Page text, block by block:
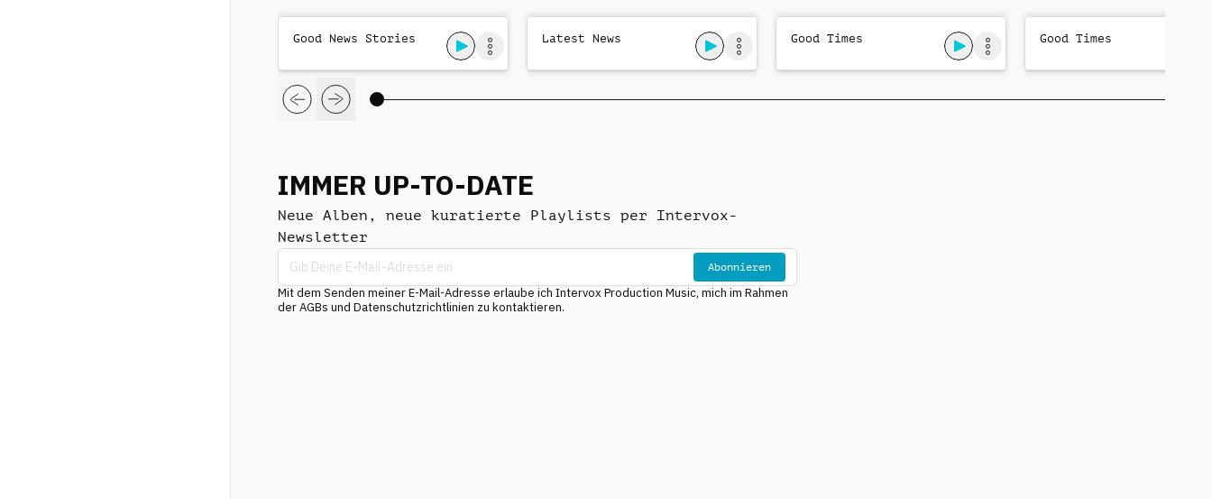
Good News Stories Latest News Good Times Good Times
IMMER UP-TO-DATE
Neue Alben, neue kuratierte Playlists per Intervox-
Newsletter
Abonnieren
Mit dem Senden meiner E-Mail-Adresse erlaube ich Intervox Production Music, mich im Rahmen
der AGBs und Datenschutzrichtlinien zu kontaktieren.